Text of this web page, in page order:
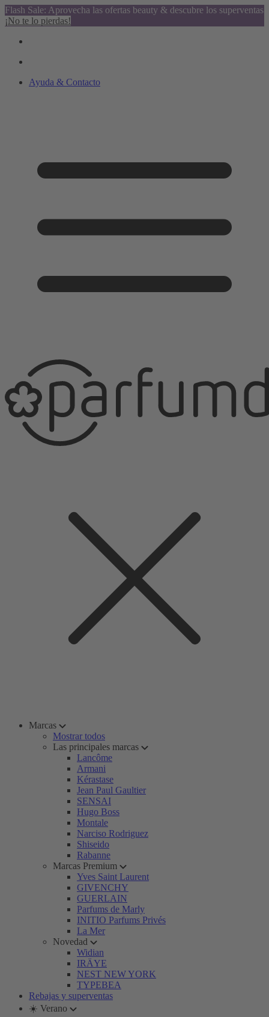
Flash Sale: Aprovecha las ofertas beauty & descubre los superventas
¡No te lo pierdas!
Ayuda & Contacto
Marcas
Mostrar todos
Las principales marcas
Lancôme
Armani
Kérastase
Jean Paul Gaultier
SENSAI
Hugo Boss
Montale
Narciso Rodriguez
Shiseido
Rabanne
Marcas Premium
Yves Saint Laurent
GIVENCHY
GUERLAIN
Parfums de Marly
INITIO Parfums Privés
La Mer
Novedad
Widian
IRÄYE
NEST NEW YORK
TYPEBEA
Rebajas y superventas
☀️ Verano